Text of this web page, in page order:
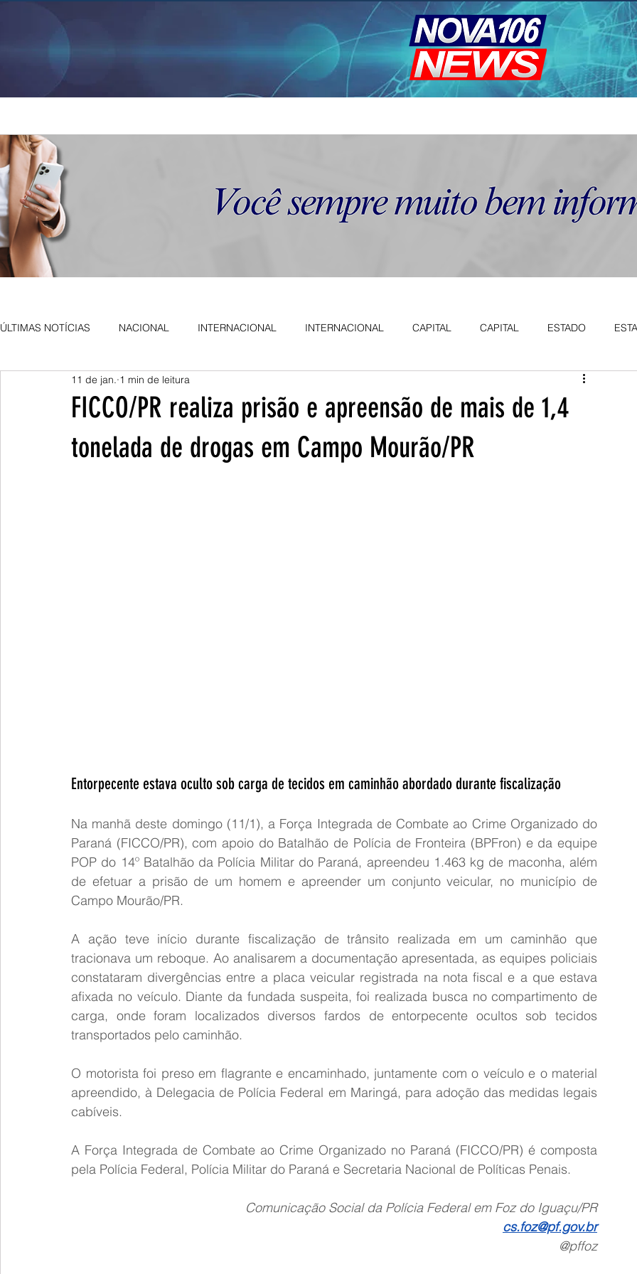
ÚLTIMAS NOTÍCIAS NACIONAL INTERNACIONAL INTERNACIONAL CAPITAL CAPITAL ESTADO
AGRO NEWS DESTAQUE
FICCO/PR realiza prisão e apreensão de mais de 1,4
tonelada de drogas em Campo Mourão/PR
11 de jan. 1 min de leitura
Entorpecente estava oculto sob carga de tecidos em caminhão abordado durante fiscalização
Na manhã deste domingo (11/1), a Força Integrada de Combate ao Crime Organizado do
Paraná (FICCO/PR), com apoio do Batalhão de Polícia de Fronteira (BPFron) e da equipe
POP do 14º Batalhão da Polícia Militar do Paraná, apreendeu 1.463 kg de maconha, além
de efetuar a prisão de um homem e apreender um conjunto veicular, no município de
Campo Mourão/PR.
A ação teve início durante fiscalização de trânsito realizada em um caminhão que
tracionava um reboque. Ao analisarem a documentação apresentada, as equipes policiais
constataram divergências entre a placa veicular registrada na nota fiscal e a que estava
afixada no veículo. Diante da fundada suspeita, foi realizada busca no compartimento de
carga, onde foram localizados diversos fardos de entorpecente ocultos sob tecidos
transportados pelo caminhão.
O motorista foi preso em flagrante e encaminhado, juntamente com o veículo e o material
apreendido, à Delegacia de Polícia Federal em Maringá, para adoção das medidas legais
cabíveis.
A Força Integrada de Combate ao Crime Organizado no Paraná (FICCO/PR) é composta
pela Polícia Federal, Polícia Militar do Paraná e Secretaria Nacional de Políticas Penais.
Comunicação Social da Polícia Federal em Foz do Iguaçu/PR
cs.foz@pf.gov.br
@pffoz